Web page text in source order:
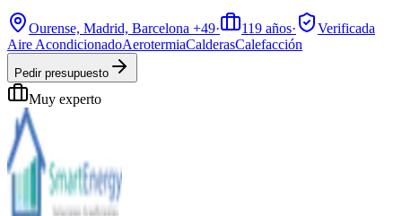
Ourense, Madrid, Barcelona +49· 119 años·
Verificada
Aire AcondicionadoAerotermiaCalderasCalefacción
Pedir presupuesto
Muy experto